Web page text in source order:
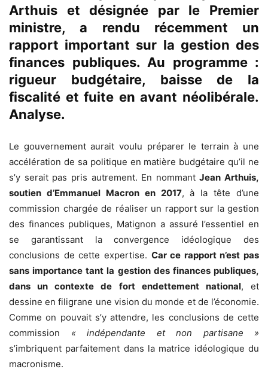
Arthuis et désignée par le Premier
ministre, a rendu récemment un
rapport important sur la gestion des
finances publiques. Au programme :
rigueur budgétaire, baisse de la
fiscalité et fuite en avant néolibérale.
Analyse.
Le gouvernement aurait voulu préparer le terrain à une
accélération de sa politique en matière budgétaire qu’il ne
s’y serait pas pris autrement. En nommantJean Arthuis,
soutien d’Emmanuel Macron en 2017, à la tête d’une
commission chargée de réaliser un rapport sur la gestion
des finances publiques, Matignon a assuré l’essentiel en
se garantissant la convergence idéologique des
conclusions de cette expertise. Car ce rapport n’est pas
sans importance tant la gestion des finances publiques,
dans un contexte de fort endettement national, et
dessine en filigrane une vision du monde et de l’économie.
Comme on pouvait s’y attendre, les conclusions de cette
commission « indépendante et non partisane »
s’imbriquent parfaitement dans la matrice idéologique du
macronisme.